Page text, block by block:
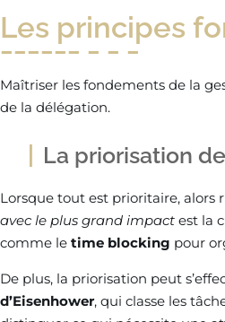
Les principes
Maîtriser les fondements de la
de la délégation.
La priorisation
Lorsque tout est prioritaire, alors
avec le plus grand impact est la
comme le time blocking pour
De plus, la priorisation peut
d’Eisenhower, qui classe les